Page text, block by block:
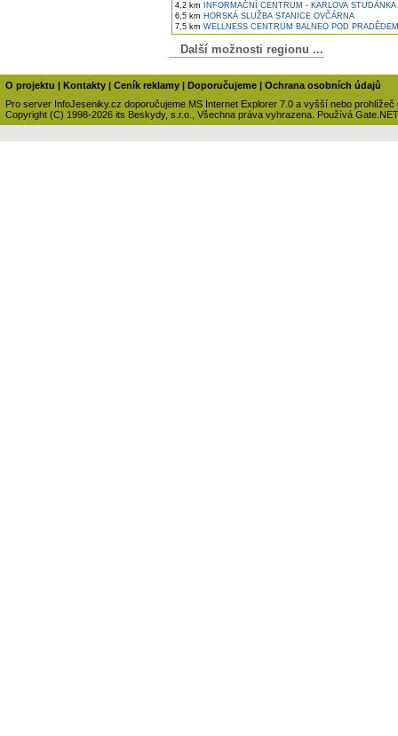
4,2 km INFORMAČNÍ CENTRUM - KARLOVA STUDÁNKA
6,5 km HORSKÁ SLUŽBA STANICE OVČÁRNA
7,5 km WELLNESS CENTRUM BALNEO POD PRADĚDEM
Další možnosti regionu ...
O projektu | Kontakty | Ceník reklamy | Doporučujeme | Ochrana osobních údajů
Pro server InfoJeseniky.cz doporučujeme MS Internet Explorer 7.0 a vyšší nebo prohlížeč
Copyright (C) 1998-2026 its Beskydy, s.r.o., Všechna práva vyhrazena. Používá